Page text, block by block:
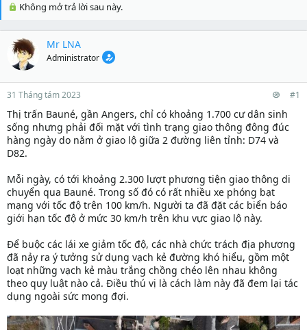
Không mở trả lời sau này.
Mr LNA
Administrator
31 Tháng tám 2023 #1
Thị trấn Bauné, gần Angers, chỉ có khoảng 1.700 cư dân sinh
sống nhưng phải đối mặt với tình trạng giao thông đông đúc
hàng ngày do nằm ở giao lộ giữa 2 đường liên tỉnh: D74 và
D82.
Mỗi ngày, có tới khoảng 2.300 lượt phương tiện giao thông di
chuyển qua Bauné. Trong số đó có rất nhiều xe phóng bạt
mạng với tốc độ trên 100 km/h. Người ta đã đặt các biển báo
giới hạn tốc độ ở mức 30 km/h trên khu vực giao lộ này.
Để buộc các lái xe giảm tốc độ, các nhà chức trách địa phương
đã nảy ra ý tưởng sử dụng vạch kẻ đường khó hiểu, gồm một
loạt những vạch kẻ màu trắng chồng chéo lên nhau không
theo quy luật nào cả. Điều thú vị là cách làm này đã đem lại tác
dụng ngoài sức mong đợi.